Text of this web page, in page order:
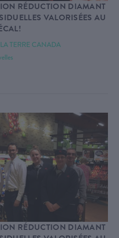
RÉDUCTION DIAMANT
VALORISÉES AU
TERRE CANADA
RÉDUCTION DIAMANT